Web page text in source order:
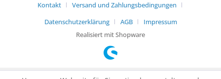
Kontakt
Versand und Zahlungsbedingungen
Datenschutzerklärung
AGB
Impressum
Realisiert mit Shopware